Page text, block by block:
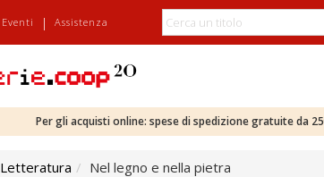
Eventi | Assistenza
Per gli acquisti online: spese di spedizione gratuite da
Letteratura Nel legno e nella pietra